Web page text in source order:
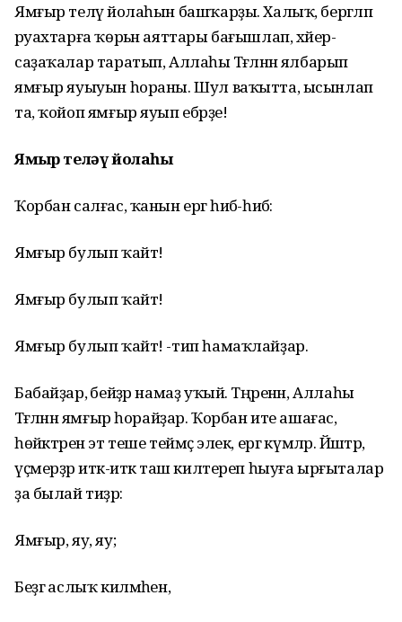
Ямғыр теләү йолаһын башҡарҙы. Халыҡ, бергәләп
әруахтарға ҡөрьән аяттары бағышлап, хәйер-
саҙаҡалар таратып, Аллаһы Тәғәләнән ялбарып
ямғыр яуыуын һораны. Шул ваҡытта, ысынлап
та, ҡойоп ямғыр яуып ебәрҙе!
Ямғыр теләү йолаһы
Ҡорбан салғас, ҡанын ергә һибә-һибә:
Ямғыр булып ҡайт!
Ямғыр булып ҡайт!
Ямғыр булып ҡайт! -тип һамаҡлайҙар.
Бабайҙар, әбейҙәр намаҙ уҡый. Тәңренән, Аллаһы
Тәғәләнән ямғыр һорайҙар. Ҡорбан ите ашағас,
һөйәктәрен эт теше теймәҫ элек, ергә күмәләр. Йәштәр,
үҫмерҙәр итәк-итәк таш килтереп һыуға ырғыталар
ҙа былай тиҙәр:
Ямғыр, яу, яу;
Беҙгә аслыҡ килмәһен,